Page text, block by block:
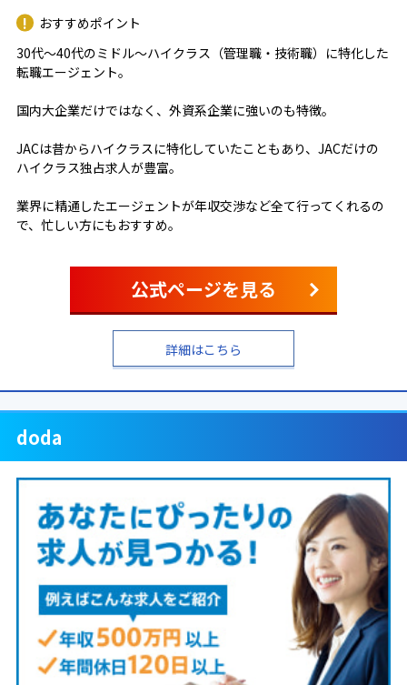
公式ページを見る
詳細はこちら
おすすめポイント
30代～40代のミドル～ハイクラス（管理職・技術職）に特化した
転職エージェント。
国内大企業だけではなく、外資系企業に強いのも特徴。
JACは昔からハイクラスに特化していたこともあり、JACだけの
ハイクラス独占求人が豊富。
業界に精通したエージェントが年収交渉など全て行ってくれるの
で、忙しい方にもおすすめ。
doda